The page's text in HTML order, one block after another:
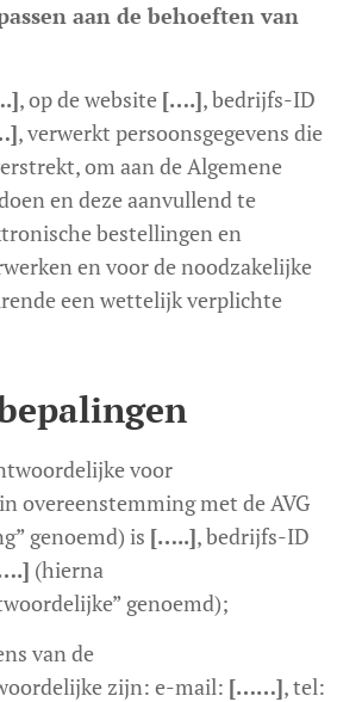
aan de behoeften van
, op de website [….], bedrijfs-ID
, verwerkt persoonsgegevens die
om aan de Algemene
en deze aanvullend te
bestellingen en
en voor de noodzakelijke
een wettelijk verplichte
voor
overeenstemming met de AVG
genoemd) is […..], bedrijfs-ID
(hierna
genoemd);
van de
zijn: e-mail: [……], tel: